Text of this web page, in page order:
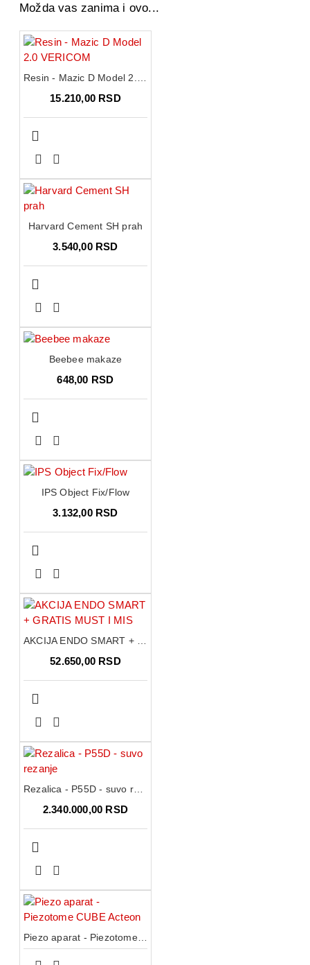
Možda vas zanima i ovo...
15.210,00 RSD
Harvard Cement SH prah
3.540,00 RSD
Beebee makaze
648,00 RSD
IPS Object Fix/Flow
3.132,00 RSD
52.650,00 RSD
Rezalica - P55D - suvo rezanje
2.340.000,00 RSD
Piezo aparat - Piezotome CUBE Acteon